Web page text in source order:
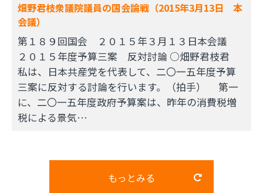
畑野君枝衆議院議員の国会論戦（2015年3月13日 本
会議）
第１８９回国会 ２０１５年３月１３日本会議
２０１５年度予算三案 反対討論 ○畑野君枝君
私は、日本共産党を代表して、二〇一五年度予算
三案に反対する討論を行います。（拍手） 第一
に、二〇一五年度政府予算案は、昨年の消費税増
税による景気…
もっとみる